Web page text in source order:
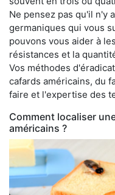
Ne pensez pas qu'il n'y
germaniques qui vous
pouvons vous aider à
résistances et la
Vos méthodes
cafards américains, du
faire et l'expertise des
Comment localiser
américains ?